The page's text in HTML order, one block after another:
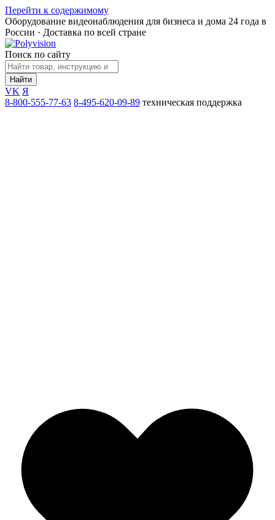
Перейти к содержимому
Оборудование видеонаблюдения для бизнеса и дома 24 года в
России · Доставка по всей стране
Поиск по сайту
Найти
VK Я
8-800-555-77-63 8-495-620-09-89 техническая поддержка